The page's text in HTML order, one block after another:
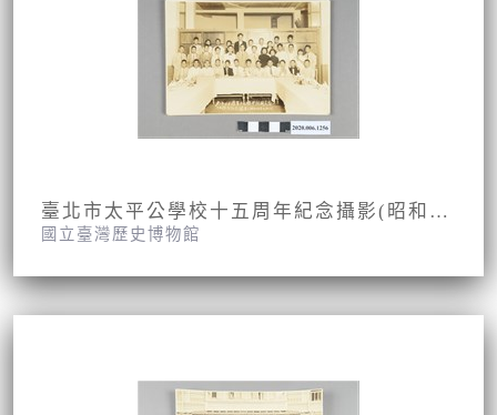
臺北市太平公學校十五周年紀念攝影(昭和九年九月九日)
國立臺灣歷史博物館